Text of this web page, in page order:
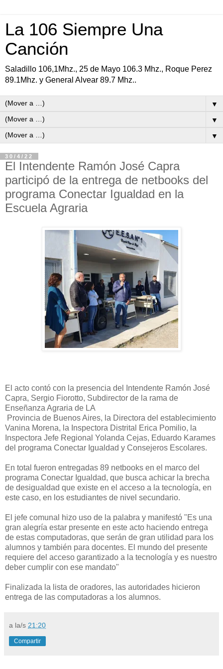
La 106 Siempre Una
Canción
Saladillo 106,1Mhz., 25 de Mayo 106.3 Mhz., Roque Perez
89.1Mhz. y General Alvear 89.7 Mhz..
▼
▼
▼
30/4/22
El Intendente Ramón José Capra
participó de la entrega de netbooks del
programa Conectar Igualdad en la
Escuela Agraria
El acto contó con la presencia del Intendente Ramón José
Capra, Sergio Fiorotto, Subdirector de la rama de
Enseñanza Agraria de LA
Provincia de Buenos Aires, la Directora del establecimiento
Vanina Morena, la Inspectora Distrital Erica Pomilio, la
Inspectora Jefe Regional Yolanda Cejas, Eduardo Karames
del programa Conectar Igualdad y Consejeros Escolares.
En total fueron entregadas 89 netbooks en el marco del
programa Conectar Igualdad, que busca achicar la brecha
de desigualdad que existe en el acceso a la tecnología, en
este caso, en los estudiantes de nivel secundario.
El jefe comunal hizo uso de la palabra y manifestó "Es una
gran alegría estar presente en este acto haciendo entrega
de estas computadoras, que serán de gran utilidad para los
alumnos y también para docentes. El mundo del presente
requiere del acceso garantizado a la tecnología y es nuestro
deber cumplir con ese mandato"
Finalizada la lista de oradores, las autoridades hicieron
entrega de las computadoras a los alumnos.
a la/s 21:20
Compartir